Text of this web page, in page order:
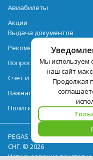
Мы используем
наш сайт
Продолжая
Авиабилеты
Акции
Выдача документов
Рекомендации
Вопрос-ответ
Счет и оплата
Важная информация по
Политика обработки
PEGAS Touristik —
СНГ. © 2026
Использование текстов